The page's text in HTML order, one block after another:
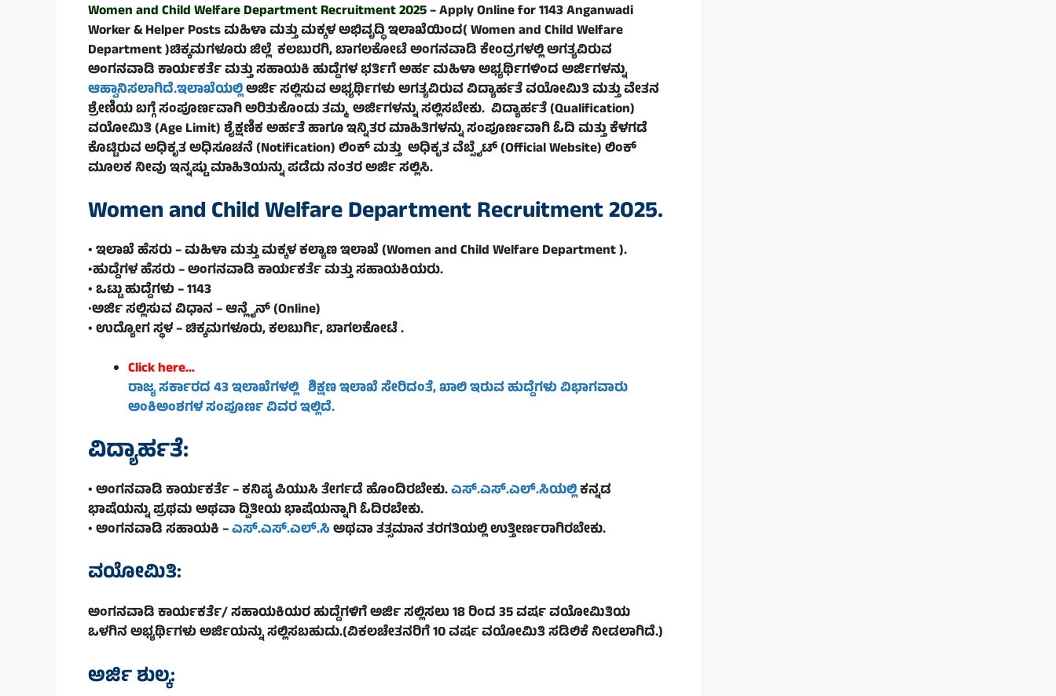
Women and Child Welfare DepartmentRecruitment 2025– Apply Online for 1143 Anganwadi
Worker & Helper Posts ಮಹಿಳಾ ಮತ್ತು ಮಕ್ಕಳ ಅಭಿವೃದ್ಧಿ ಇಲಾಖೆಯಿಂದ(Women and Child Welfare
Department )ಚಿಕ್ಕಮಗಳೂರು ಜಿಲ್ಲೆ ಕಲಬುರಗಿ, ಬಾಗಲಕೋಟೆ ಅಂಗನವಾಡಿ ಕೇಂದ್ರಗಳಲ್ಲಿ ಅಗತ್ಯವಿರುವ
ಅಂಗನವಾಡಿ ಕಾರ್ಯಕರ್ತೆ ಮತ್ತು ಸಹಾಯಕಿ ಹುದ್ದೆಗಳ ಭರ್ತಿಗೆ ಅರ್ಹ ಮಹಿಳಾ ಅಭ್ಯರ್ಥಿಗಳಿಂದ ಅರ್ಜಿಗಳನ್ನು
ಆಹ್ವಾನಿಸಲಾಗಿದೆ.ಇಲಾಖೆಯಲ್ಲಿಅರ್ಜಿ ಸಲ್ಲಿಸುವ ಅಭ್ಯರ್ಥಿಗಳು ಅಗತ್ಯವಿರುವ ವಿದ್ಯಾರ್ಹತೆ ವಯೋಮಿತಿ ಮತ್ತು ವೇತನ
ಶ್ರೇಣಿಯ ಬಗ್ಗೆ ಸಂಪೂರ್ಣವಾಗಿ ಅರಿತುಕೊಂಡು ತಮ್ಮ ಅರ್ಜಿಗಳನ್ನು ಸಲ್ಲಿಸಬೇಕು. ವಿದ್ಯಾರ್ಹತೆ (Qualification)
ವಯೋಮಿತಿ (Age Limit) ಶೈಕ್ಷಣಿಕ ಅರ್ಹತೆ ಹಾಗೂ ಇನ್ನಿತರ ಮಾಹಿತಿಗಳನ್ನು ಸಂಪೂರ್ಣವಾಗಿ ಓದಿ ಮತ್ತು ಕೆಳಗಡೆ
ಕೊಟ್ಟಿರುವ ಅಧಿಕೃತ ಅಧಿಸೂಚನೆ (Notification) ಲಿಂಕ್ ಮತ್ತು ಅಧಿಕೃತ ವೆಬ್ಸೈಟ್ (Official Website) ಲಿಂಕ್
ಮೂಲಕ ನೀವು ಇನ್ನಷ್ಟು ಮಾಹಿತಿಯನ್ನು ಪಡೆದು ನಂತರ ಅರ್ಜಿ ಸಲ್ಲಿಸಿ.
Women and Child Welfare DepartmentRecruitment 2025.
• ಇಲಾಖೆ ಹೆಸರು – ಮಹಿಳಾ ಮತ್ತು ಮಕ್ಕಳ ಕಲ್ಯಾಣ ಇಲಾಖೆ (Women and Child Welfare Department ).
•ಹುದ್ದೆಗಳ ಹೆಸರು – ಅಂಗನವಾಡಿ ಕಾರ್ಯಕರ್ತೆ ಮತ್ತು ಸಹಾಯಕಿಯರು.
• ಒಟ್ಟು ಹುದ್ದೆಗಳು – 1143
•ಅರ್ಜಿ ಸಲ್ಲಿಸುವ ವಿಧಾನ – ಆನ್ಲೈನ್ (Online)
• ಉದ್ಯೋಗ ಸ್ಥಳ – ಚಿಕ್ಕಮಗಳೂರು, ಕಲಬುರ್ಗಿ, ಬಾಗಲಕೋಟೆ .
Click here…
ರಾಜ್ಯ ಸರ್ಕಾರದ 43 ಇಲಾಖೆಗಳಲ್ಲಿ ಶಿಕ್ಷಣ ಇಲಾಖೆ ಸೇರಿದಂತೆ, ಖಾಲಿ ಇರುವ ಹುದ್ದೆಗಳು ವಿಭಾಗವಾರು
ಅಂಕಿಅಂಶಗಳ ಸಂಪೂರ್ಣ ವಿವರ ಇಲ್ಲಿದೆ.
ವಿದ್ಯಾರ್ಹತೆ:
• ಅಂಗನವಾಡಿ ಕಾರ್ಯಕರ್ತೆ – ಕನಿಷ್ಠ ಪಿಯುಸಿ ತೇರ್ಗಡೆ ಹೊಂದಿರಬೇಕು.ಎಸ್.ಎಸ್.ಎಲ್.ಸಿಯಲ್ಲಿಕನ್ನಡ
ಭಾಷೆಯನ್ನು ಪ್ರಥಮ ಅಥವಾ ದ್ವಿತೀಯ ಭಾಷೆಯನ್ನಾಗಿ ಓದಿರಬೇಕು.
• ಅಂಗನವಾಡಿ ಸಹಾಯಕಿ –ಎಸ್.ಎಸ್.ಎಲ್.ಸಿಅಥವಾ ತತ್ಸಮಾನ ತರಗತಿಯಲ್ಲಿ ಉತ್ತೀರ್ಣರಾಗಿರಬೇಕು.
ವಯೋಮಿತಿ:
ಅಂಗನವಾಡಿ ಕಾರ್ಯಕರ್ತೆ/ ಸಹಾಯಕಿಯರ ಹುದ್ದೆಗಳಿಗೆ ಅರ್ಜಿ ಸಲ್ಲಿಸಲು 18 ರಿಂದ 35 ವರ್ಷ ವಯೋಮಿತಿಯ
ಒಳಗಿನ ಅಭ್ಯರ್ಥಿಗಳು ಅರ್ಜಿಯನ್ನು ಸಲ್ಲಿಸಬಹುದು.(ವಿಕಲಚೇತನರಿಗೆ 10 ವರ್ಷ ವಯೋಮಿತಿ ಸಡಿಲಿಕೆ ನೀಡಲಾಗಿದೆ.)
ಅರ್ಜಿ ಶುಲ್ಕ: